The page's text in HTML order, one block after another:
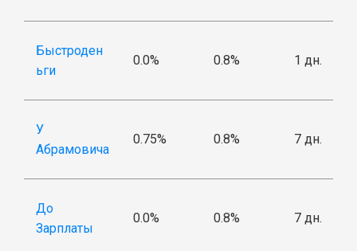
Быстроден
ьги
0.0% 0.8% 1 дн.
У
Абрамовича
0.75% 0.8% 7 дн.
До
Зарплаты
0.0% 0.8% 7 дн.